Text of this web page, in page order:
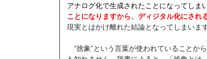
アナログ化で生成されたことになってしま
ことになりますから、ディジタル化にされ
現実とはかけ離れた結論となってしまいます
“捨象”という言葉が使われていることか